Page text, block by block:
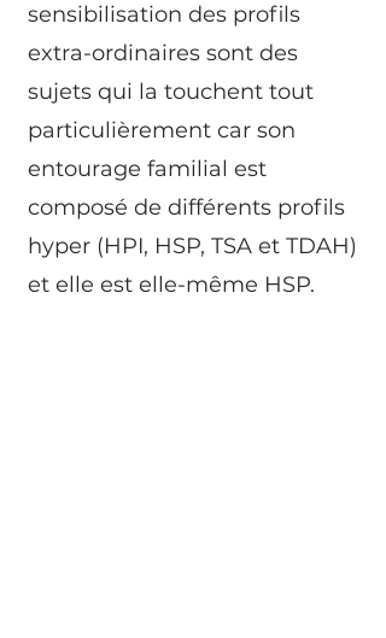
sensibilisation des profils
extra-ordinaires sont des
sujets qui la touchent tout
particulièrement car son
entourage familial est
composé de différents profils
hyper (HPI, HSP, TSA et TDAH)
et elle est elle-même HSP.